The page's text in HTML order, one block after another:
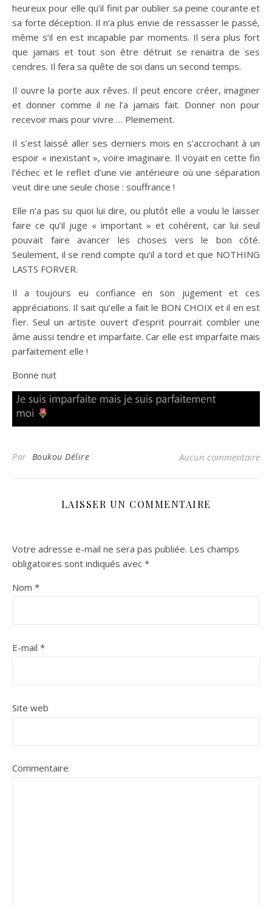
heureux pour elle qu’il finit par oublier sa peine courante et
sa forte déception. Il n’a plus envie de ressasser le passé,
même s’il en est incapable par moments. Il sera plus fort
que jamais et tout son être détruit se renaitra de ses
cendres. Il fera sa quête de soi dans un second temps.
Il ouvre la porte aux rêves. Il peut encore créer, imaginer
et donner comme il ne l’a jamais fait. Donner non pour
recevoir mais pour vivre … Pleinement.
Il s’est laissé aller ses derniers mois en s’accrochant à un
espoir « inexistant », voire imaginaire. Il voyait en cette fin
l’échec et le reflet d’une vie antérieure où une séparation
veut dire une seule chose : souffrance !
Elle n’a pas su quoi lui dire, ou plutôt elle a voulu le laisser
faire ce qu’il juge « important » et cohérent, car lui seul
pouvait faire avancer les choses vers le bon côté.
Seulement, il se rend compte qu’il a tord et que NOTHING
LASTS FORVER.
Il a toujours eu confiance en son jugement et ces
appréciations. Il sait qu’elle a fait le BON CHOIX et il en est
fier. Seul un artiste ouvert d’esprit pourrait combler une
âme aussi tendre et imparfaite. Car elle est imparfaite mais
parfaitement elle !
Bonne nuit
Par Boukou Délire Aucun commentaire
LAISSER UN COMMENTAIRE
Votre adresse e-mail ne sera pas publiée. Les champs
obligatoires sont indiqués avec *
Nom *
E-mail *
Site web
Commentaire